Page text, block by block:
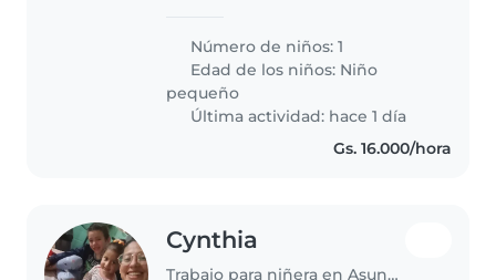
Al final, será un integrante más
de la familia. Busco una persona
que pueda cuidar y ayudar..
Número de niños: 1
Edad de los niños: Niño
pequeño
Última actividad: hace 1 día
Gs. 16.000/hora
Cynthia
Trabajo para niñera en Asunción